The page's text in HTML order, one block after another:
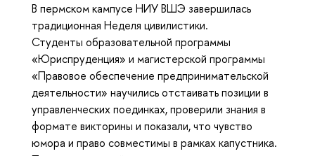
В пермском кампусе НИУ ВШЭ завершилась
традиционная Неделя цивилистики.
Студенты образовательной программы
«Юриспруденция» и магистерской программы
«Правовое обеспечение предпринимательской
деятельности» научились отстаивать позиции в
управленческих поединках, проверили знания в
формате викторины и показали, что чувство
юмора и право совместимы в рамках капустника.